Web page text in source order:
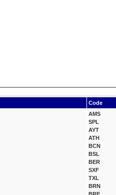
Code
AMS
SPL
AYT
ATH
BCN
BSL
BER
SXF
TXL
BRN